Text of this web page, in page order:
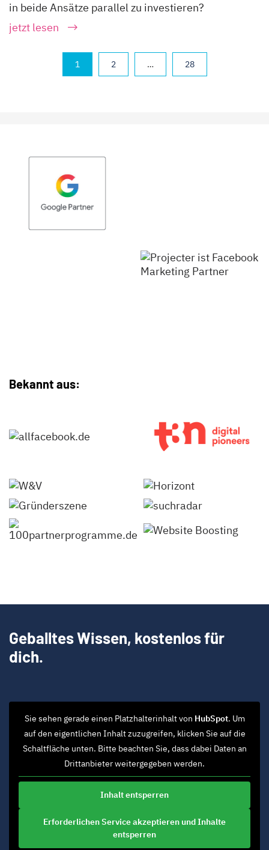
in beide Ansätze parallel zu investieren?
jetzt lesen
1 2 … 28
Bekannt aus:
Geballtes Wissen, kostenlos für
dich.
Sie sehen gerade einen Platzhalterinhalt von HubSpot. Um
auf den eigentlichen Inhalt zuzugreifen, klicken Sie auf die
Schaltfläche unten. Bitte beachten Sie, dass dabei Daten an
Drittanbieter weitergegeben werden.
Inhalt entsperren
Erforderlichen Service akzeptieren und Inhalte
entsperren